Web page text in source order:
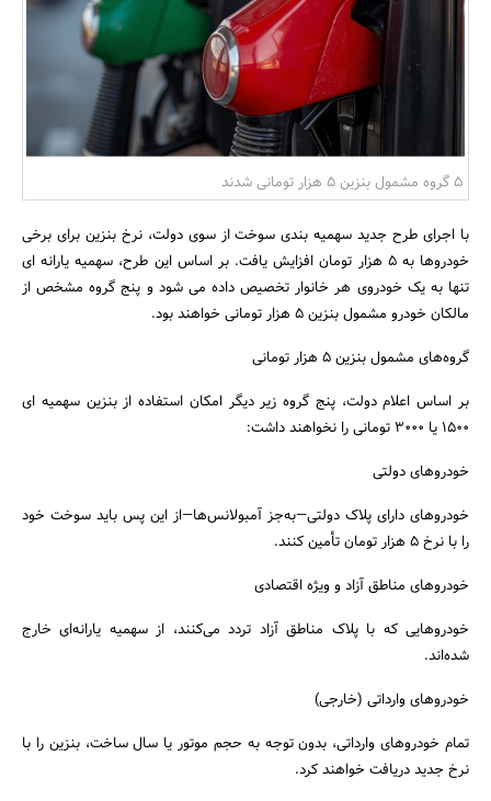
بانک، بیمه و سرمایه
مسکن و ساختمان
۵ گروه مشمول بنزین ۵ هزار تومانی شدند
با اجرای طرح جدید سهمیه‌ بندی سوخت از سوی دولت، نرخ بنزین برای برخی
خودروها به ۵ هزار تومان افزایش یافت. بر اساس این طرح، سهمیه یارانه‌ ای
تنها به یک خودروی هر خانوار تخصیص داده می‌ شود و پنج گروه مشخص از
مالکان خودرو مشمول بنزین ۵ هزار تومانی خواهند بود.
گروه‌های مشمول بنزین ۵ هزار تومانی
بر اساس اعلام دولت، پنج گروه زیر دیگر امکان استفاده از بنزین سهمیه‌ ای
۱۵۰۰ یا ۳۰۰۰ تومانی را نخواهند داشت:
خودروهای دولتی
خودروهای دارای پلاک دولتی—به‌جز آمبولانس‌ها—از این پس باید سوخت خود
را با نرخ ۵ هزار تومان تأمین کنند.
خودروهای مناطق آزاد و ویژه اقتصادی
خودروهایی که با پلاک مناطق آزاد تردد می‌کنند، از سهمیه یارانه‌ای خارج
شده‌اند.
خودروهای وارداتی (خارجی)
تمام خودروهای وارداتی، بدون توجه به حجم موتور یا سال ساخت، بنزین را با
نرخ جدید دریافت خواهند کرد.